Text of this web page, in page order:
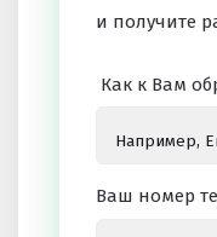
и получите
Как к Вам
Ваш номер